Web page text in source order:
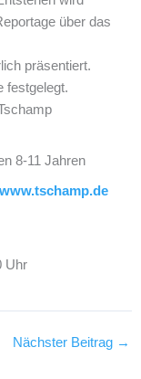
über das
präsentiert.
festgelegt.
8-11 Jahren
www.tschamp.de
Uhr
Nächster Beitrag →